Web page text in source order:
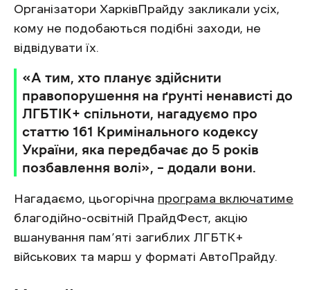
Організатори ХарківПрайду закликали усіх,
кому не подобаються подібні заходи, не
відвідувати їх.
«А тим, хто планує здійснити
правопорушення на ґрунті ненависті до
ЛГБТІК+ спільноти, нагадуємо про
статтю 161 Кримінального кодексу
України, яка передбачає до 5 років
позбавлення волі», – додали вони.
Нагадаємо, цьогорічна програма включатиме
благодійно-освітній ПрайдФест, акцію
вшанування пам’яті загиблих ЛГБТК+
військових та марш у форматі АвтоПрайду.